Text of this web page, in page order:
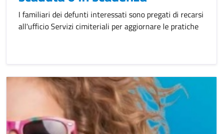
I familiari dei defunti interessati sono pregati di recarsi
all'ufficio Servizi cimiteriali per aggiornare le pratiche